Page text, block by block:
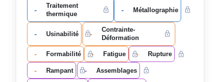
-
Traitement
thermique
- Métallographie
- Usinabilité -
Contrainte-
Déformation
- Formabilité - Fatigue - Rupture
- Rampant - Assemblages